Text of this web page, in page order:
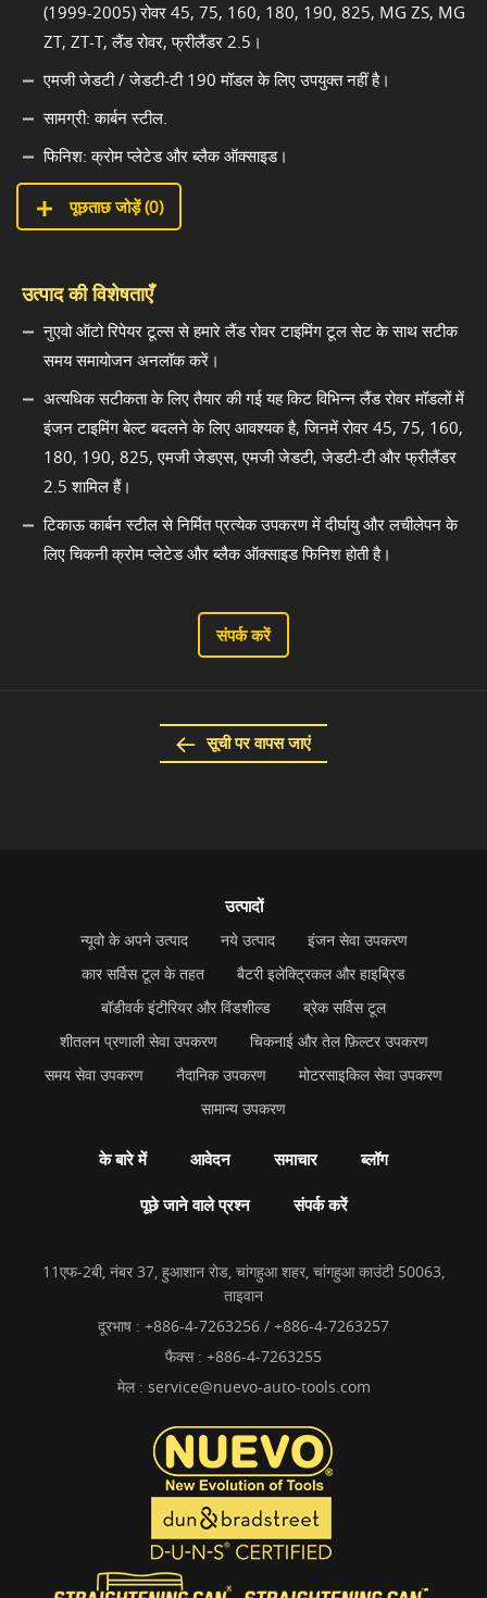
(1999-2005) रोवर 45, 75, 160, 180, 190, 825, MG ZS, MG
ZT, ZT-T, लैंड रोवर, फ्रीलैंडर 2.5।
एमजी जेडटी / जेडटी-टी 190 मॉडल के लिए उपयुक्त नहीं है।
सामग्री: कार्बन स्टील.
फिनिश: क्रोम प्लेटेड और ब्लैक ऑक्साइड।
पूछताछ जोड़ें (0)
उत्पाद की विशेषताएँ
नुएवो ऑटो रिपेयर टूल्स से हमारे लैंड रोवर टाइमिंग टूल सेट के साथ सटीक
समय समायोजन अनलॉक करें।
अत्यधिक सटीकता के लिए तैयार की गई यह किट विभिन्न लैंड रोवर मॉडलों में
इंजन टाइमिंग बेल्ट बदलने के लिए आवश्यक है, जिनमें रोवर 45, 75, 160,
180, 190, 825, एमजी जेडएस, एमजी जेडटी, जेडटी-टी और फ्रीलैंडर
2.5 शामिल हैं।
टिकाऊ कार्बन स्टील से निर्मित प्रत्येक उपकरण में दीर्घायु और लचीलेपन के
लिए चिकनी क्रोम प्लेटेड और ब्लैक ऑक्साइड फिनिश होती है।
संपर्क करें
सूची पर वापस जाएं
उत्पादों
न्यूवो के अपने उत्पाद नये उत्पाद
इंजन सेवा उपकरण
कार सर्विस टूल के तहत
बैटरी इलेक्ट्रिकल और हाइब्रिड
बॉडीवर्क इंटीरियर और विंडशील्ड
ब्रेक सर्विस टूल
शीतलन प्रणाली सेवा उपकरण
चिकनाई और तेल फ़िल्टर उपकरण
समय सेवा उपकरण
नैदानिक उपकरण
मोटरसाइकिल सेवा उपकरण
सामान्य उपकरण
के बारे में आवेदन समाचार ब्लॉग
पूछे जाने वाले प्रश्न संपर्क करें
11एफ-2बी, नंबर 37, हुआशान रोड, चांगहुआ शहर, चांगहुआ काउंटी 50063,
ताइवान
दूरभाष : +886-4-7263256 / +886-4-7263257
फैक्स : +886-4-7263255
मेल : service@nuevo-auto-tools.com